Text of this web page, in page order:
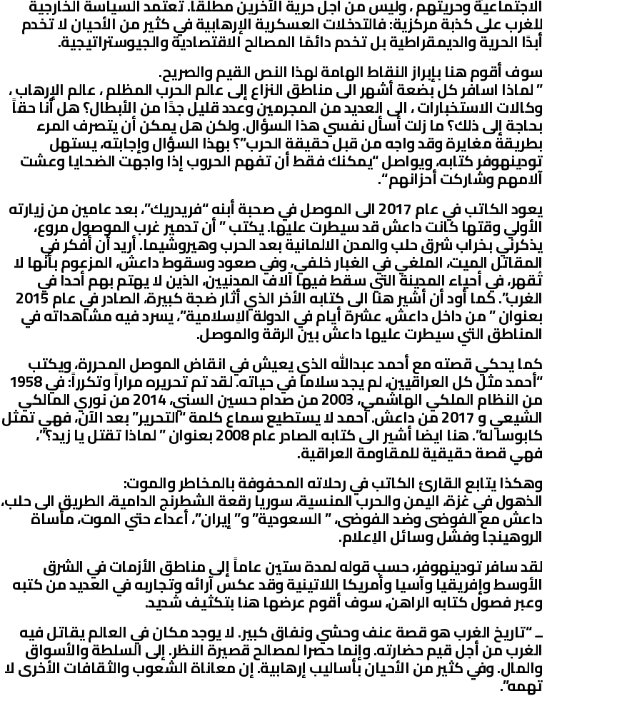
الاجتماعية وحريتهم ، وليس من أجل حرية الآخرين مطلقا. تعتمد السياسة الخارجية
للغرب على كذبة مركزية: فالتدخلات العسكرية الإرهابية في كثير من الأحيان لا تخدم
أبدًا الحرية والديمقراطية بل تخدم دائمًا المصالح الاقتصادية والجيوستراتيجية.
سوف أقوم هنا بإبراز النقاط الهامة لهذا النص القيم والصريح.
” لماذا اسافر كل بضعة أشهر الى مناطق النزاع إلى عالم الحرب المظلم ، عالم الإرهاب ،
وكالات الاستخبارات ، الى العديد من المجرمين وعدد قليل جدًا من الأبطال؟ هل أنا حقاً
بحاجة إلى ذلك؟ ما زلت أسأل نفسي هذا السؤال. ولكن هل يمكن أن يتصرف المرء
بطريقة مغايرة وقد واجه من قبل حقيقة الحرب”؟ بهذا السؤال وإجابته، يستهل
تودينهوفر كتابه، ويواصل “يمكنك فقط أن تفهم الحروب إذا واجهت الضحايا وعشت
آلامهم وشاركت أحزانهم “.
يعود الكاتب في عام 2017 الى الموصل في صحبة أبنه “فريدريك”، بعد عامين من زيارته
الأولي وقتها كانت داعش قد سيطرت عليها. يكتب ” أن تدمير غرب الموصول مروع،
يذكرني بخراب شرق حلب والمدن الالمانية بعد الحرب وهيروشيما. أريد أن أفكر في
المقاتل الميت، الملغي في الغبار خلفي، وفي صعود وسقوط داعش، المزعوم بأنها لا
تُقهر، في أحياء المدينة التي سقط فيها آلاف المدنيين، الذين لا يهتم بهم أحدا في
الغرب”. كما أود أن أشير هنا الى كتابه الأخر الذي أثار ضجة كبيرة، الصادر في عام 2015
بعنوان ” من داخل داعش، عشرة أيام في الدولة الاِسلامية”، يسرد فيه مشاهداته في
المناطق التي سيطرت عليها داعش بين الرقة والموصل.
كما يحكي قصته مع أحمد عبدالله الذي يعيش في انقاض الموصل المحررة، ويكتب
“أحمد مثل كل العراقيين، لم يجد سلاما في حياته. لقد تم تحريره مراراً وتكرراً: في 1958
من النظام الملكي الهاشمي، 2003 من صدام حسين السني، 2014 من نوري المالكي
الشيعي و 2017 من داعش. أحمد لا يستطيع سماع كلمة “التحرير” بعد الآن، فهي تمثل
كابوسا له”. هنا ايضا أشير الى كتابه الصادر عام 2008 بعنوان ” لماذا تقتل يا زيد؟”،
فهي قصة حقيقية للمقاومة العراقية.
وهكذا يتابع القارئ الكاتب في رحلاته المحفوفة بالمخاطر والموت:
الذهول في غزة، اليمن والحرب المنسية، سوريا رقعة الشطرنج الدامية، الطريق الى حلب،
داعش مع الفوضى وضد الفوضى، ” السعودية” و” إيران”، أعداء حتي الموت، مأساة
الروهينجا وفشل وسائل الاِعلام.
لقد سافر تودينهوفر، حسب قوله لمدة ستين عاماً إلى مناطق الأزمات في الشرق
الأوسط وإفريقيا وآسيا وأمريكا اللاتينية وقد عكس آرائه وتجاربه في العديد من كتبه
وعبر فصول كتابه الراهن، سوف أقوم عرضها هنا بتكثيف شديد.
ــ “تاريخ الغرب هو قصة عنف وحشي ونفاق كبير. لا يوجد مكان في العالم يقاتل فيه
الغرب من أجل قيم حضارته. وإنما حصرا لمصالح قصيرة النظر. إلى السلطة والأسواق
والمال. وفي كثير من الأحيان بأساليب إرهابية. إن معاناة الشعوب والثقافات الأخرى لا
تهمه”.